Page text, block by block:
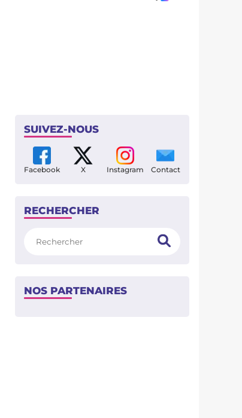
SUIVEZ-NOUS
Facebook X Instagram Contact
RECHERCHER
NOS PARTENAIRES